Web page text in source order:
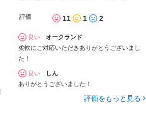
評価 11 1 2
良い
オークランド
柔軟にご対応いただきありがとうございまし
た！
良い
しん
ありがとうございました！
評価をもっと見る